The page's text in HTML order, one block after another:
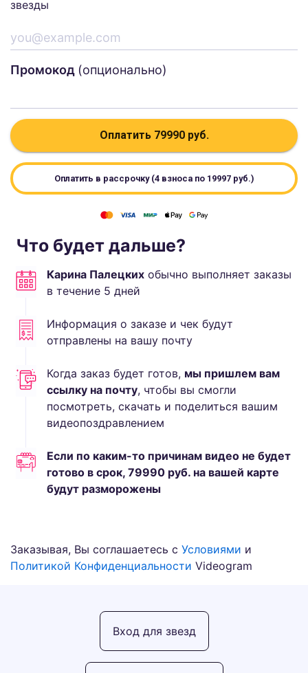
звезды
Промокод (опционально)
Оплатить 79990руб.
Оплатить в рассрочку (4 взноса по 19997руб.)
Что будет дальше?
Карина Палецких обычно выполняет заказы
в течение 5 дней
Информация о заказе и чек будут
отправлены на вашу почту
Когда заказ будет готов, мы пришлем вам
ссылку на почту, чтобы вы смогли
посмотреть, скачать и поделиться вашим
видеопоздравлением
Если по каким-то причинам видео не будет
готово в срок, 79990 руб. на вашей карте
будут разморожены
Заказывая, Вы соглашаетесь с Условиями и
Политикой Конфиденциальности Videogram
Вход для звезд